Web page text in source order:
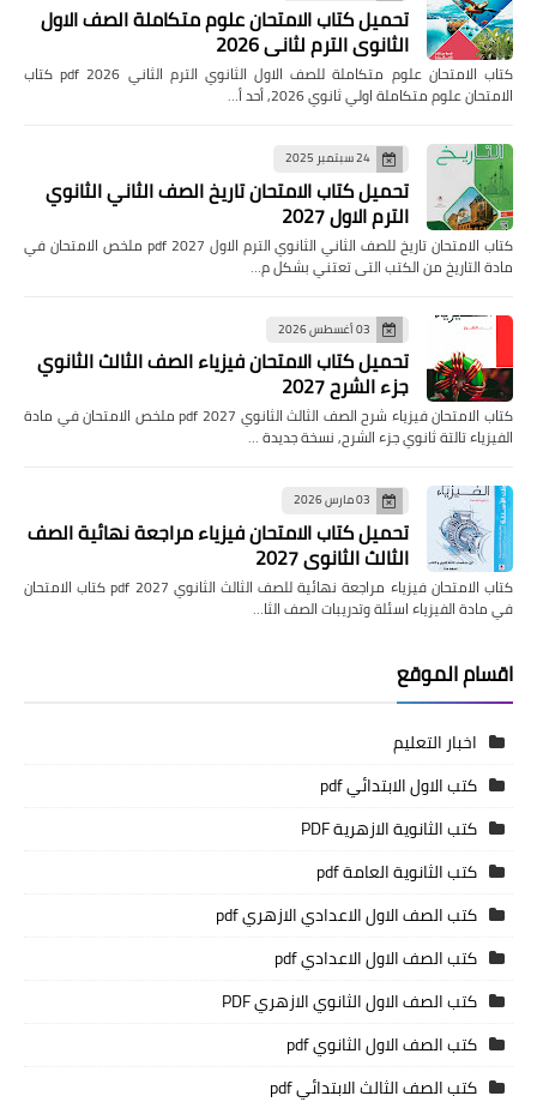
تحميل كتاب الامتحان علوم متكاملة الصف الاول
الثانوي الترم لثاني 2026
كتاب الامتحان علوم متكاملة للصف الاول الثانوي الترم الثاني pdf 2026 كتاب
الامتحان علوم متكاملة اولي ثانوي 2026, أحد أ…
24 سبتمبر 2025
تحميل كتاب الامتحان تاريخ الصف الثاني الثانوي
الترم الاول 2027
كتاب الامتحان تاريخ للصف الثاني الثانوي الترم الاول pdf 2027 ملخص الامتحان في
مادة التاريخ من الكتب التى تعتني بشكل م…
03 أغسطس 2026
تحميل كتاب الامتحان فيزياء الصف الثالث الثانوي
جزء الشرح 2027
كتاب الامتحان فيزياء شرح الصف الثالث الثانوي pdf 2027 ملخص الامتحان في مادة
الفيزياء تالتة ثانوي جزء الشرح, نسخة جديدة …
03 مارس 2026
تحميل كتاب الامتحان فيزياء مراجعة نهائية الصف
الثالث الثانوي 2027
كتاب الامتحان فيزياء مراجعة نهائية للصف الثالث الثانوي pdf 2027 كتاب الامتحان
في مادة الفيزياء اسئلة وتدريبات الصف الثا…
اقسام الموقع
اخبار التعليم
كتب الاول الابتدائي pdf
كتب الثانوية الازهرية PDF
كتب الثانوية العامة pdf
كتب الصف الاول الاعدادي الازهري pdf
كتب الصف الاول الاعدادي pdf
كتب الصف الاول الثانوي الازهري PDF
كتب الصف الاول الثانوي pdf
كتب الصف الثالث الابتدائي pdf